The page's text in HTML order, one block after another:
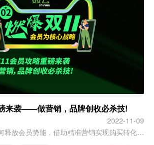
来袭——做营销，品牌创收必杀技!
2022-11-09
双11即将到来，如何释放会员势能，借助精准营销实现购买转化，修炼品牌创收“必杀技”？ 关键动作一：人群精细化分层 营销，是企业必须要做的一件事。 在数仔看来，营销不是不计成本的通投，而是精准化的人群营销。精准营销的前提，就是人群的精细化分层。 数云数据赢家的人群工坊、人群营销提供数十种划分人群维度及人群组合计算方式，帮助品牌实现营销对象的精细化分层。 其中，订单查询的【汇总指标】为数据赢家一大特有…